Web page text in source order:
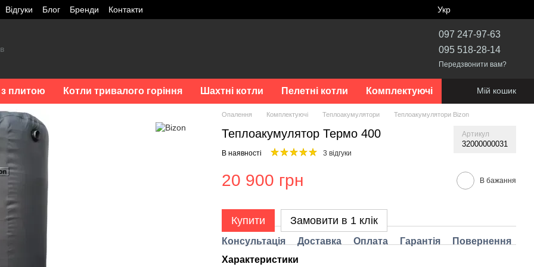
Відгуки Блог Бренди Контакти Укр
097 247-97-63
095 518-28-14
Передзвонити вам?
з плитою Котли тривалого горіння Шахтні котли Пелетні котли Комплектуючі Мій кошик
Опалення Комплектуючі Теплоакумулятори Теплоакумулятори Bizon
Теплоакумулятор Термо 400 Артикул
32000000031
В наявності 3 відгуки
20 900 грн В бажання
Купити Замовити в 1 клік
Консультація Доставка Оплата Гарантія
Повернення
Характеристики